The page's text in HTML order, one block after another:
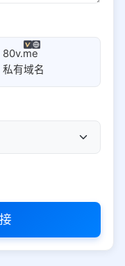
80v.me
私有域名